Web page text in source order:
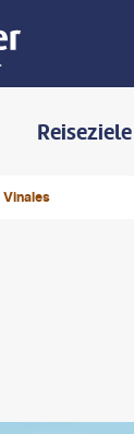
Reiseziele
Vinales